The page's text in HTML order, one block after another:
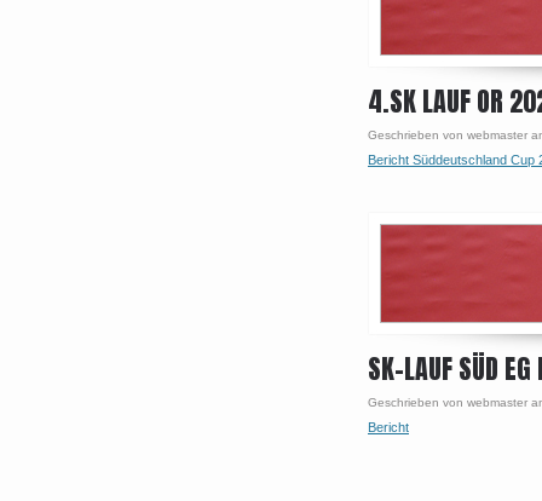
4.SK LAUF OR
Geschrieben von webmaster
Bericht Süddeutschland Cup
SK-LAUF SÜD
Geschrieben von webmaster
Bericht